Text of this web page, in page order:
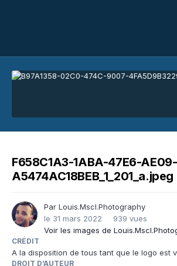
F658C1A3-1ABA-47E6-AE09-
A5474AC18BEB_1_201_a.jpeg
Par Louis.Mscl.Photography
le 31 mars 2022
939 vues
Voir les images de
CRÉDIT
A la disposition de tous tant que le logo est
DROIT D’AUTEUR